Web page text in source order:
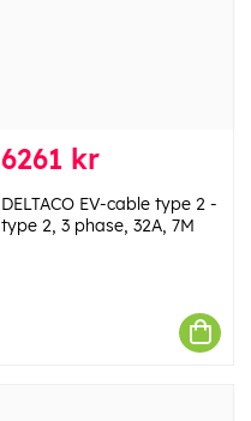
6261 kr
DELTACO EV-cable type 2 -
type 2, 3 phase, 32A, 7M